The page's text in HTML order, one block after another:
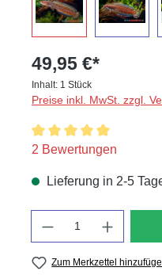
49,95 €*
Inhalt: 1 Stück
Preise inkl. MwSt. zzgl.
Durchschnittliche
2 Bewertungen
Lieferung in 2-5
Zum Merkzettel